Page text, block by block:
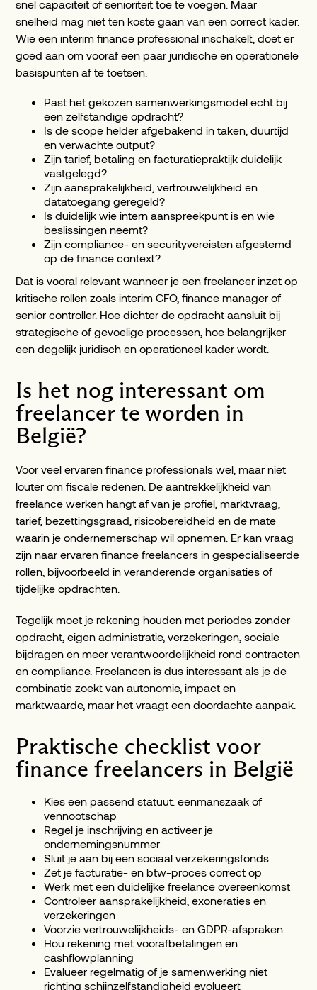
snel capaciteit of senioriteit toe te voegen. Maar
snelheid mag niet ten koste gaan van een correct kader.
Wie een interim finance professional inschakelt, doet er
goed aan om vooraf een paar juridische en operationele
basispunten af te toetsen.
Past het gekozen samenwerkingsmodel echt bij
een zelfstandige opdracht?
Is de scope helder afgebakend in taken, duurtijd
en verwachte output?
Zijn tarief, betaling en facturatiepraktijk duidelijk
vastgelegd?
Zijn aansprakelijkheid, vertrouwelijkheid en
datatoegang geregeld?
Is duidelijk wie intern aanspreekpunt is en wie
beslissingen neemt?
Zijn compliance- en securityvereisten afgestemd
op de finance context?
Dat is vooral relevant wanneer je een freelancer inzet op
kritische rollen zoals interim CFO, finance manager of
senior controller. Hoe dichter de opdracht aansluit bij
strategische of gevoelige processen, hoe belangrijker
een degelijk juridisch en operationeel kader wordt.
Is het nog interessant om
freelancer te worden in
België?
Voor veel ervaren finance professionals wel, maar niet
louter om fiscale redenen. De aantrekkelijkheid van
freelance werken hangt af van je profiel, marktvraag,
tarief, bezettingsgraad, risicobereidheid en de mate
waarin je ondernemerschap wil opnemen. Er kan vraag
zijn naar ervaren finance freelancers in gespecialiseerde
rollen, bijvoorbeeld in veranderende organisaties of
tijdelijke opdrachten.
Tegelijk moet je rekening houden met periodes zonder
opdracht, eigen administratie, verzekeringen, sociale
bijdragen en meer verantwoordelijkheid rond contracten
en compliance. Freelancen is dus interessant als je de
combinatie zoekt van autonomie, impact en
marktwaarde, maar het vraagt een doordachte aanpak.
Praktische checklist voor
finance freelancers in België
Kies een passend statuut: eenmanszaak of
vennootschap
Regel je inschrijving en activeer je
ondernemingsnummer
Sluit je aan bij een sociaal verzekeringsfonds
Zet je facturatie- en btw-proces correct op
Werk met een duidelijke freelance overeenkomst
Controleer aansprakelijkheid, exoneraties en
verzekeringen
Voorzie vertrouwelijkheids- en GDPR-afspraken
Hou rekening met voorafbetalingen en
cashflowplanning
Evalueer regelmatig of je samenwerking niet
richting schijnzelfstandigheid evolueert